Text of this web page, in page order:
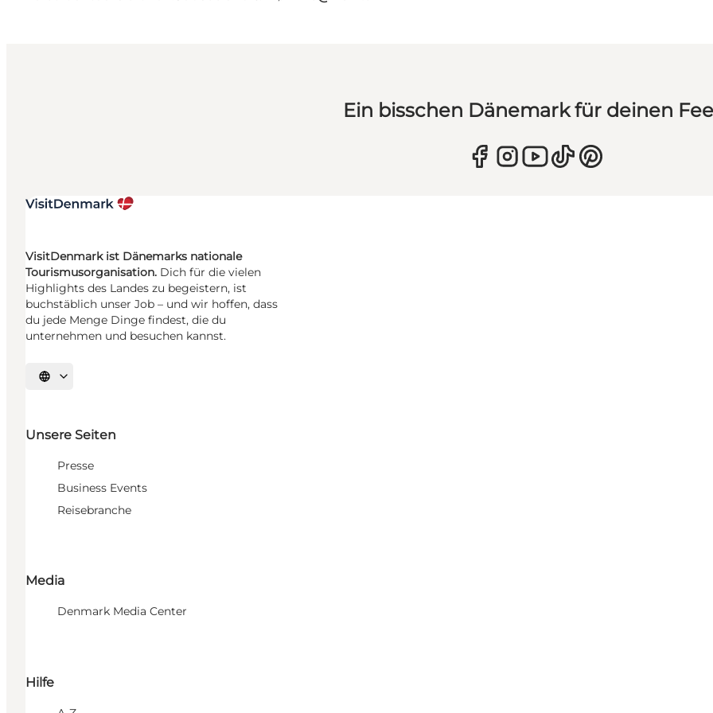
Ein bisschen Dänemark für deinen
VisitDenmark ist Dänemarks nationale
Tourismusorganisation. Dich für die vielen
Highlights des Landes zu begeistern, ist
buchstäblich unser Job – und wir hoffen, dass
du jede Menge Dinge findest, die du
unternehmen und besuchen kannst.
Sprache auswählen
Unsere Seiten
Presse
Business Events
Reisebranche
Media
Denmark Media Center
Hilfe